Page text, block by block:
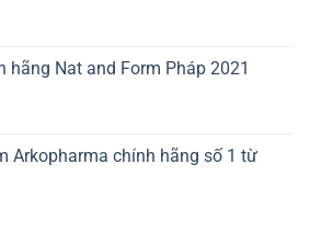
hãng Nat and Form Pháp 2021
Arkopharma chính hãng số 1 từ